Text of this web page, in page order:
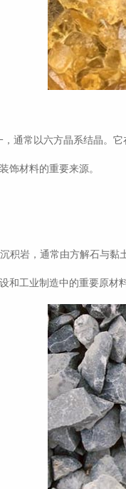
通常以六方晶系结晶。
饰材料的重要来源。
积岩，通常由方解石与
和工业制造中的重要原材料